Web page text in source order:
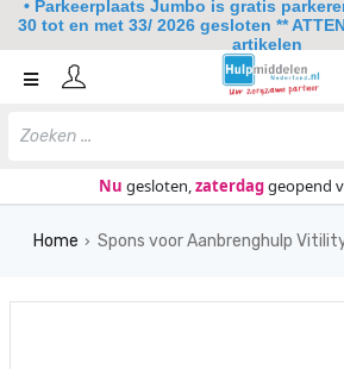
Nu gesloten,zaterdaggeopend
Home
Home › Spons voor Aanbrenghulp
• Parkeerplaats Jumbo is gratis
30 tot en met 33/ 2026 gesloten **
artikelen